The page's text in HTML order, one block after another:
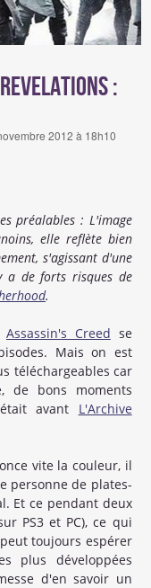
:
2012 à 18h10
préalables : L'image
elle reflète bien
s'agissant d'une
a de forts risques de
.
Assassin's Creed se
Mais on est
téléchargeables car
de bons moments
avant L'Archive
vite la couleur, il
personne de plates-
Et ce pendant deux
PS3 et PC), ce qui
toujours espérer
plus développées
d'en savoir un